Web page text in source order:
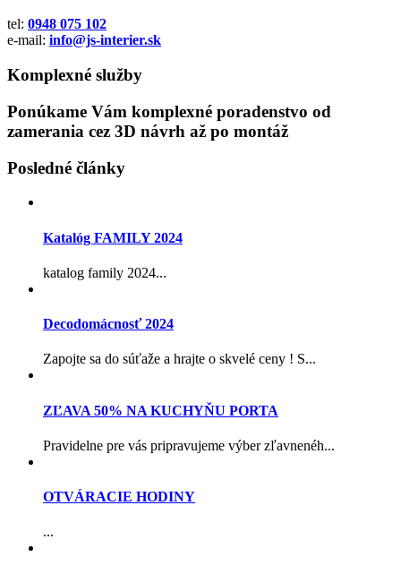
tel: 0948 075 102
e-mail: info@js-interier.sk
Komplexné služby
Ponúkame Vám komplexné poradenstvo od
zamerania cez 3D návrh až po montáž
Posledné články
Katalóg FAMILY 2024
katalog family 2024...
Decodomácnosť 2024
Zapojte sa do súťaže a hrajte o skvelé ceny ! S...
ZĽAVA 50% NA KUCHYŇU PORTA
Pravidelne pre vás pripravujeme výber zľavnenéh...
OTVÁRACIE HODINY
...